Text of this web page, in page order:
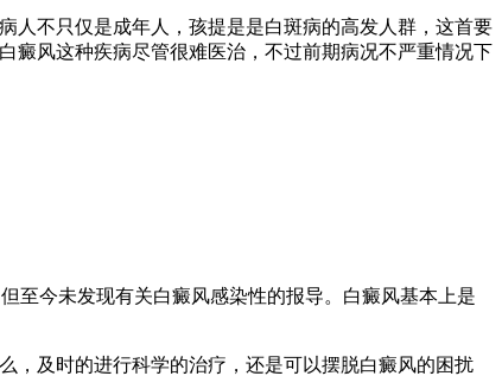
人不只仅是成年人，孩提是是白斑病的高发人群，这首要
癜风这种疾病尽管很难医治，不过前期病况不严重情况下
今未发现有关白癜风感染性的报导。白癜风基本上是
及时的进行科学的治疗，还是可以摆脱白癜风的困扰